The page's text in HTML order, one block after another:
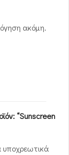
ακόμη.
“Sunscreen
υποχρεωτικά